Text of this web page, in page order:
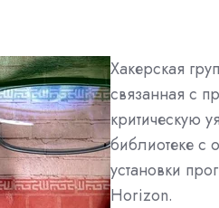
Хакерская
связанная с
критическую
библиотеке с
установки
Horizon.